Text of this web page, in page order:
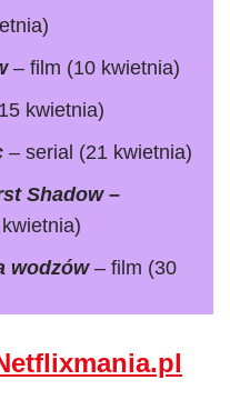
– film (10 kwietnia)
kwietnia)
– serial (21 kwietnia)
Shadow –
wodzów– film (30